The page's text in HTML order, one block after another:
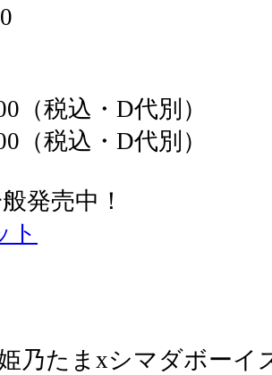
税込・D代別）
（税込・D代別）
発売中！
ト
乃たまxシマダボーイ